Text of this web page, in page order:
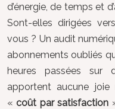
d’énergie, de temps et
Sont-elles dirigées
vous ? Un audit
abonnements oubliés
heures passées sur
apportent aucune joie
« coût par satisfaction